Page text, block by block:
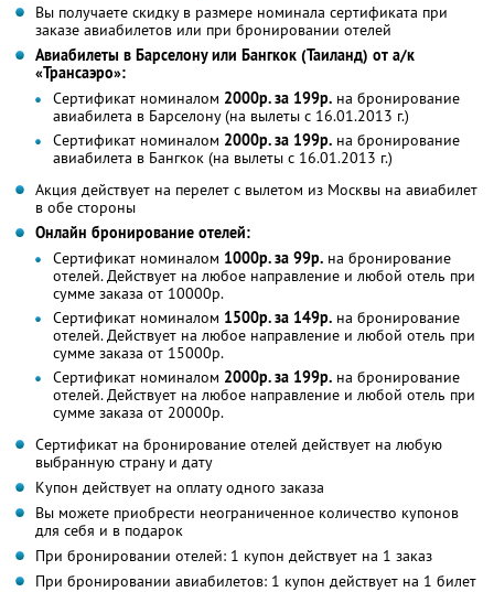
Вы получаете скидку в размере номинала сертификата при
заказе авиабилетов или при бронировании отелей
Авиабилеты в Барселону или Бангкок (Таиланд) от а/к
«Трансаэро»:
Сертификат номиналом 2000р. за 199р. на бронирование
авиабилета в Барселону (на вылеты с 16.01.2013 г.)
Сертификат номиналом 2000р. за 199р. на бронирование
авиабилета в Бангкок (на вылеты с 16.01.2013 г.)
Акция действует на перелет с вылетом из Москвы на авиабилет
в обе стороны
Онлайн бронирование отелей:
Сертификат номиналом 1000р. за 99р. на бронирование
отелей. Действует на любое направление и любой отель при
сумме заказа от 10000р.
Сертификат номиналом 1500р. за 149р. на бронирование
отелей. Действует на любое направление и любой отель при
сумме заказа от 15000р.
Сертификат номиналом 2000р. за 199р. на бронирование
отелей. Действует на любое направление и любой отель при
сумме заказа от 20000р.
Сертификат на бронирование отелей действует на любую
выбранную страну и дату
Купон действует на оплату одного заказа
Вы можете приобрести неограниченное количество купонов
для себя и в подарок
При бронировании отелей: 1 купон действует на 1 заказ
При бронировании авиабилетов: 1 купон действует на 1 билет